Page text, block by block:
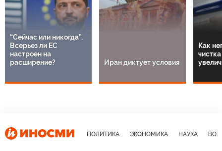
“Сейчас или никогда”.
Всерьез ли ЕС
настроен на
расширение?
Иран диктует условия
Как
ПОЛИТИКА ЭКОНОМИКА НАУКА